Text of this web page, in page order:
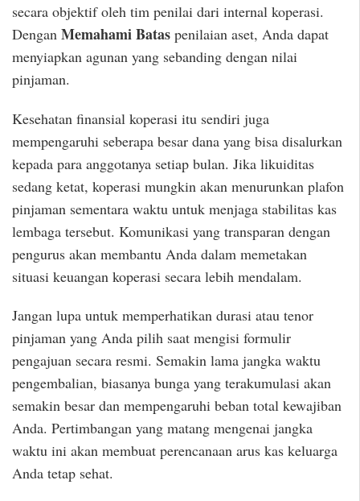
secara objektif oleh tim penilai dari internal koperasi.
Dengan Memahami Batas penilaian aset, Anda dapat
menyiapkan agunan yang sebanding dengan nilai
pinjaman.
Kesehatan finansial koperasi itu sendiri juga
mempengaruhi seberapa besar dana yang bisa disalurkan
kepada para anggotanya setiap bulan. Jika likuiditas
sedang ketat, koperasi mungkin akan menurunkan plafon
pinjaman sementara waktu untuk menjaga stabilitas kas
lembaga tersebut. Komunikasi yang transparan dengan
pengurus akan membantu Anda dalam memetakan
situasi keuangan koperasi secara lebih mendalam.
Jangan lupa untuk memperhatikan durasi atau tenor
pinjaman yang Anda pilih saat mengisi formulir
pengajuan secara resmi. Semakin lama jangka waktu
pengembalian, biasanya bunga yang terakumulasi akan
semakin besar dan mempengaruhi beban total kewajiban
Anda. Pertimbangan yang matang mengenai jangka
waktu ini akan membuat perencanaan arus kas keluarga
Anda tetap sehat.